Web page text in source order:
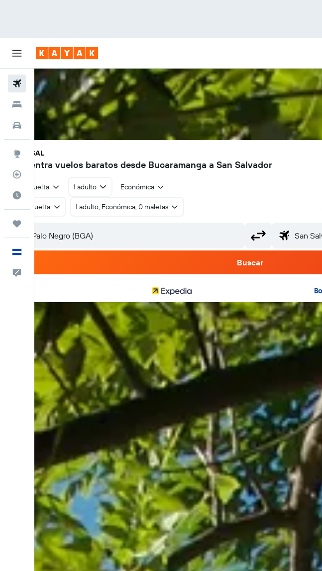
Vuelos
Hoteles
Autos
Explore
Español
Comentarios
BGA - SAL
Encuentra vuelos baratos desde Bucaramanga a San Salvador
Ida y vuelta 1 adulto Económica
Ida y vuelta 1 adulto, Económica, 0 maletas
Buscar